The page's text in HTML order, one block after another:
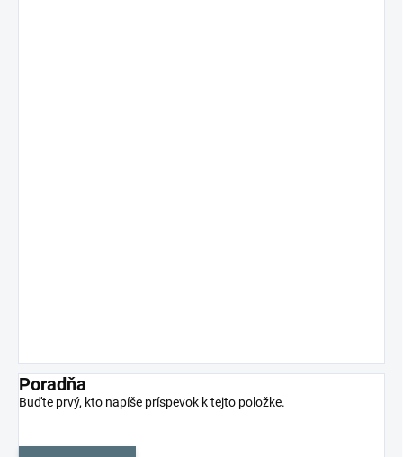
Poradňa
Buďte prvý, kto napíše príspevok k tejto položke.